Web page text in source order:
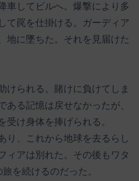
車してビルへ。爆撃により多
て罠を仕掛ける。ガーディア
地に墜ちた。それを見届けた
けられる。賭けに負けてしま
ある記憶は戻せなかったが、
受け身体を捧げられる。
り、これから地球を去るらし
ィアは別れた。その後もワタ
を続けるのだった。